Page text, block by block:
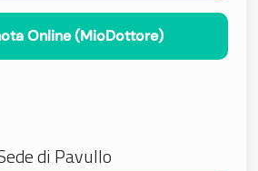
Online (MioDottore)
di Pavullo